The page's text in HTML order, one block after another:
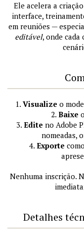
Ele acelera a
interface,
em reuniões —
editável, onde cada
1. Visualize o
2. Baixe
3. Edite no Adobe
nomeadas,
4. Exporte
Nenhuma inscrição.
Detalhes